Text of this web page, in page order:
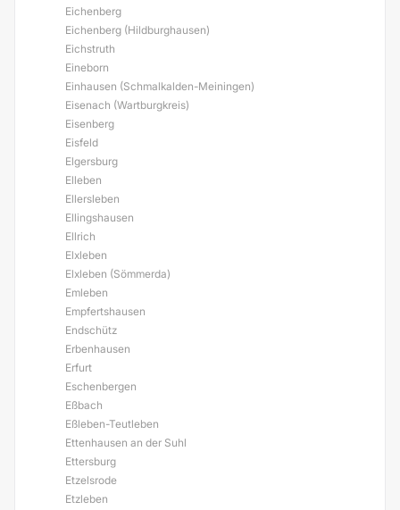
Eichenberg
Eichenberg (Hildburghausen)
Eichstruth
Eineborn
Einhausen (Schmalkalden-Meiningen)
Eisenach (Wartburgkreis)
Eisenberg
Eisfeld
Elgersburg
Elleben
Ellersleben
Ellingshausen
Ellrich
Elxleben
Elxleben (Sömmerda)
Emleben
Empfertshausen
Endschütz
Erbenhausen
Erfurt
Eschenbergen
Eßbach
Eßleben-Teutleben
Ettenhausen an der Suhl
Ettersburg
Etzelsrode
Etzleben